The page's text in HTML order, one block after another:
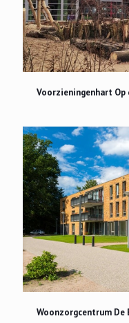
Voorzieningenhart Op
Woonzorgcentrum De